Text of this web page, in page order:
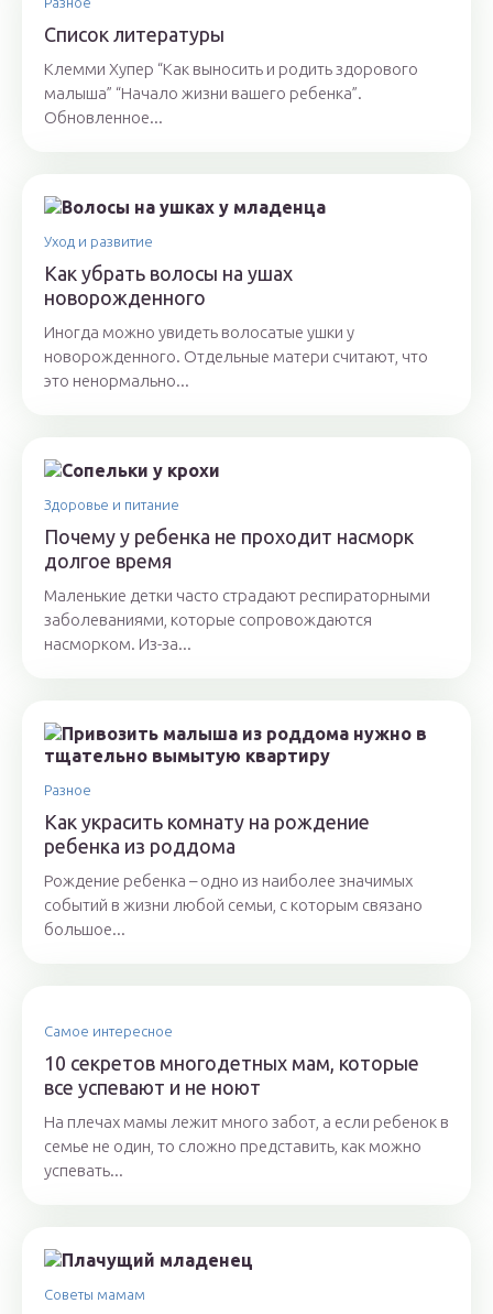
Список литературы
Клемми Хупер “Как выносить и родить здорового
малыша” “Начало жизни вашего ребенка”.
Обновленное...
Уход и развитие
Как убрать волосы на ушах
новорожденного
Иногда можно увидеть волосатые ушки у
новорожденного. Отдельные матери считают, что
это ненормально...
Здоровье и питание
Почему у ребенка не проходит насморк
долгое время
Маленькие детки часто страдают респираторными
заболеваниями, которые сопровождаются
насморком. Из-за...
Разное
Как украсить комнату на рождение
ребенка из роддома
Рождение ребенка – одно из наиболее значимых
событий в жизни любой семьи, с которым связано
большое...
Самое интересное
10 секретов многодетных мам, которые
все успевают и не ноют
На плечах мамы лежит много забот, а если ребенок в
семье не один, то сложно представить, как можно
успевать...
Советы мамам